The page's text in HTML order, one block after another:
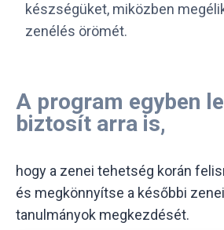
készségüket, miközben
zenélés örömét.
A program egyben
biztosít arra is,
hogy a zenei tehetség korán
és megkönnyítse a későbbi
tanulmányok megkezdését.